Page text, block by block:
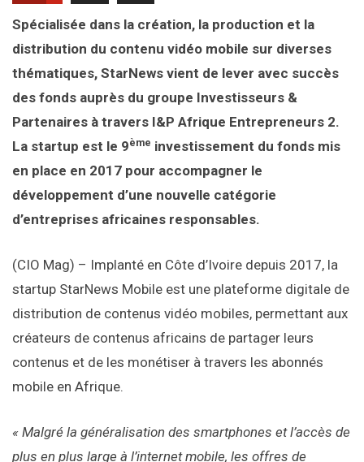
Spécialisée dans la création, la production et la
distribution du contenu vidéo mobile sur diverses
thématiques, StarNews vient de lever avec succès
des fonds auprès du groupe Investisseurs &
Partenaires à travers I&P Afrique Entrepreneurs 2.
La startup est le 9ème investissement du fonds mis
en place en 2017 pour accompagner le
développement d’une nouvelle catégorie
d’entreprises africaines responsables.
(CIO Mag) – Implanté en Côte d’Ivoire depuis 2017, la
startup StarNews Mobile est une plateforme digitale de
distribution de contenus vidéo mobiles, permettant aux
créateurs de contenus africains de partager leurs
contenus et de les monétiser à travers les abonnés
mobile en Afrique.
« Malgré la généralisation des smartphones et l’accès de
plus en plus large à l’internet mobile, les offres de